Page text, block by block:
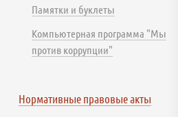
Памятки и буклеты
Компьютерная программа "Мы
против коррупции"
Нормативные правовые акты